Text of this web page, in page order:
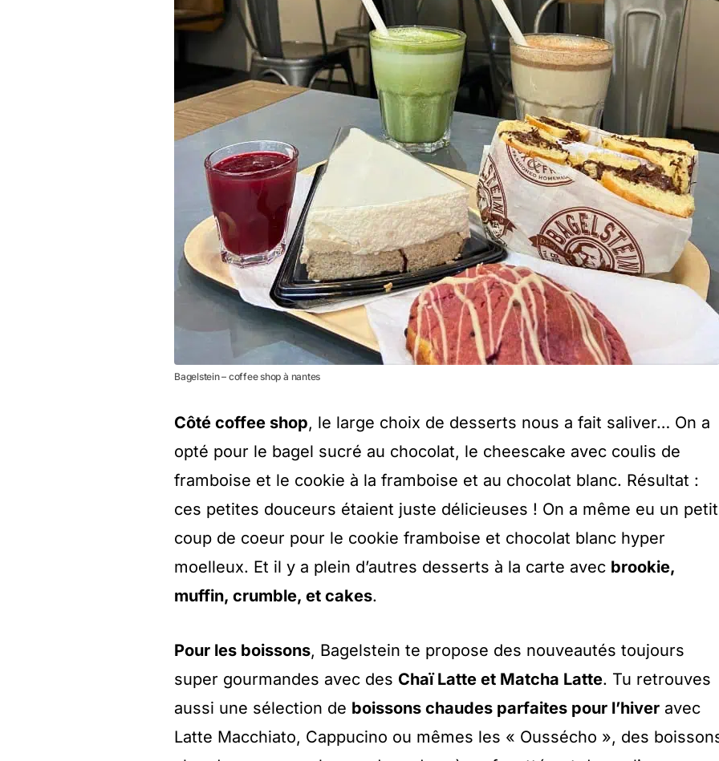
Bagelstein – coffee shop à nantes
Côté coffee shop, le large choix de desserts nous a fait saliver… On a
opté pour le bagel sucré au chocolat, le cheescake avec coulis de
framboise et le cookie à la framboise et au chocolat blanc. Résultat :
ces petites douceurs étaient juste délicieuses ! On a même eu un petit
coup de coeur pour le cookie framboise et chocolat blanc hyper
moelleux. Et il y a plein d’autres desserts à la carte avec brookie,
muffin, crumble, et cakes.
Pour les boissons, Bagelstein te propose des nouveautés toujours
super gourmandes avec des Chaï Latte et Matcha Latte. Tu retrouves
aussi une sélection de boissons chaudes parfaites pour l’hiver avec
Latte Macchiato, Cappucino ou mêmes les « Oussécho », des